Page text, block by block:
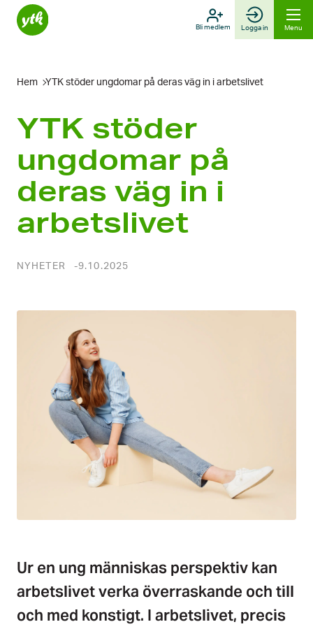
Skip
Bli medlem Logga in Menu
Hem YTK stöder ungdomar på deras väg in i arbets­livet
YTK stöder
ungdomar på
deras väg in i
arbets­livet
NYHETER 9.10.2025
Ur en ung människas perspektiv kan
arbetslivet verka överraskande och till
och med konstigt. I arbetslivet, precis